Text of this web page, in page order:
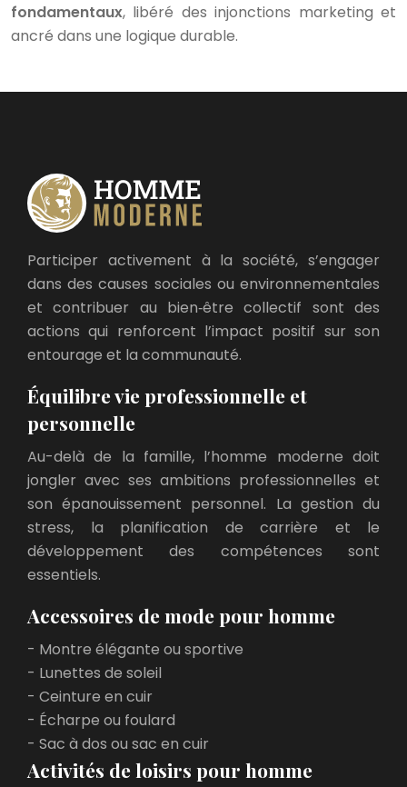
fondamentaux, libéré des injonctions marketing et
ancré dans une logique durable.
Participer activement à la société, s’engager
dans des causes sociales ou environnementales
et contribuer au bien‑être collectif sont des
actions qui renforcent l’impact positif sur son
entourage et la communauté.
Équilibre vie professionnelle et
personnelle
Au-delà de la famille, l’homme moderne doit
jongler avec ses ambitions professionnelles et
son épanouissement personnel. La gestion du
stress, la planification de carrière et le
développement des compétences sont
essentiels.
Accessoires de mode pour homme
- Montre élégante ou sportive
- Lunettes de soleil
- Ceinture en cuir
- Écharpe ou foulard
- Sac à dos ou sac en cuir
Activités de loisirs pour homme